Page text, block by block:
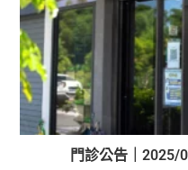
門診公告｜2025/